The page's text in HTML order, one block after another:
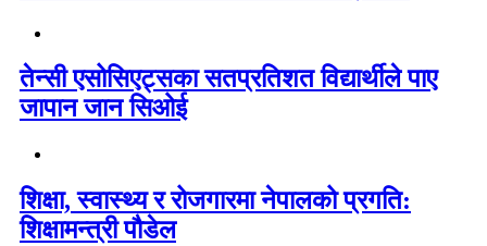
तेन्सी एसोसिएट्सका सतप्रतिशत विद्यार्थीले पाए
जापान जान सिओई
शिक्षा, स्वास्थ्य र रोजगारमा नेपालको प्रगति:
शिक्षामन्त्री पौडेल